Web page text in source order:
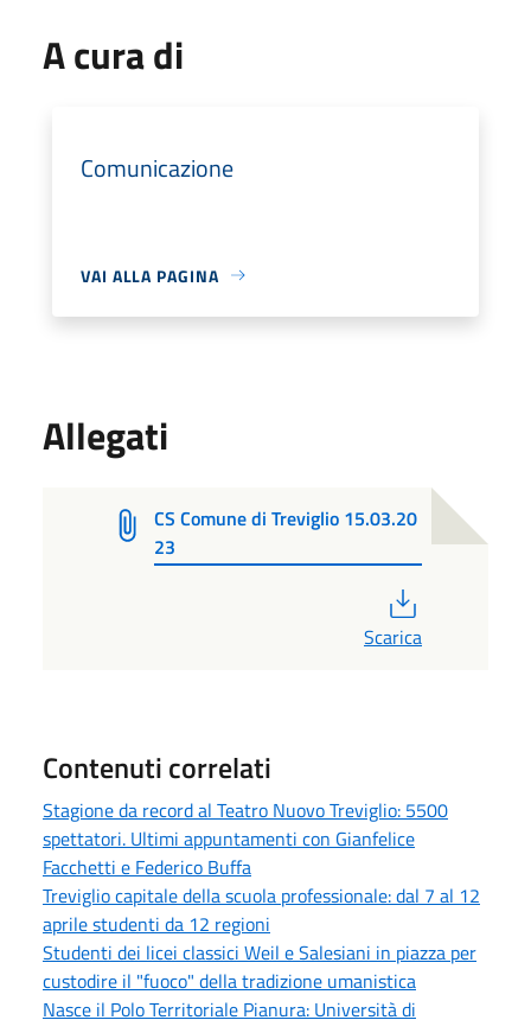
A cura di
Comunicazione
VAI ALLA PAGINA
Allegati
CS Comune di Treviglio 15.03.20
23
Scarica
Contenuti correlati
Stagione da record al Teatro Nuovo Treviglio: 5500
spettatori. Ultimi appuntamenti con Gianfelice
Facchetti e Federico Buffa
Treviglio capitale della scuola professionale: dal 7 al 12
aprile studenti da 12 regioni
Studenti dei licei classici Weil e Salesiani in piazza per
custodire il "fuoco" della tradizione umanistica
Nasce il Polo Territoriale Pianura: Università di